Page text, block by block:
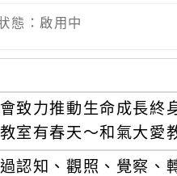
態：啟用中
致力推動生命成長終
室有春天～和氣大愛
認知、觀照、覺察、